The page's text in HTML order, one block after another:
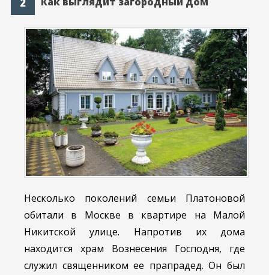
Несколько поколений семьи Платоновой
обитали в Москве в квартире на Малой
Никитской улице. Напротив их дома
находится храм Вознесения Господня, где
служил священником ее прапрадед. Он был